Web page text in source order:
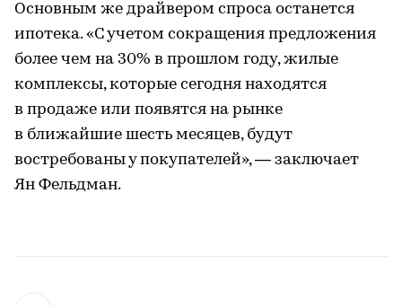
Основным же драйвером спроса останется
ипотека. «С учетом сокращения предложения
более чем на 30% в прошлом году, жилые
комплексы, которые сегодня находятся
в продаже или появятся на рынке
в ближайшие шесть месяцев, будут
востребованы у покупателей», — заключает
Ян Фельдман.